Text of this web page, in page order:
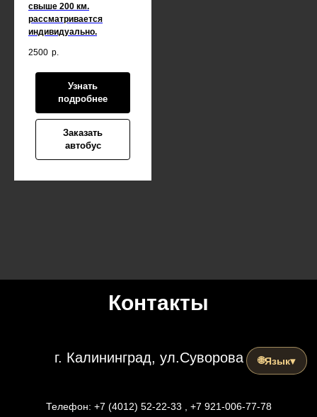
🌐Язык▾
свыше 200 км.
рассматривается
индивидуально.
2500 р.
Узнать
подробнее
Заказать
автобус
Контакты
г. Калининград, ул.Суворова 49
Телефон: +7 (4012) 52-22-33 , +7 921-006-77-78